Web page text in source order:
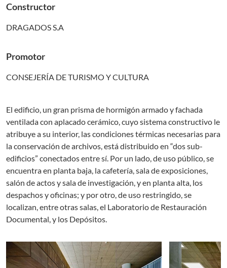
Constructor
DRAGADOS S.A
Promotor
CONSEJERÍA DE TURISMO Y CULTURA
El edificio, un gran prisma de hormigón armado y fachada
ventilada con aplacado cerámico, cuyo sistema constructivo le
atribuye a su interior, las condiciones térmicas necesarias para
la conservación de archivos, está distribuido en “dos sub-
edificios” conectados entre sí. Por un lado, de uso público, se
encuentra en planta baja, la cafetería, sala de exposiciones,
salón de actos y sala de investigación, y en planta alta, los
despachos y oficinas; y por otro, de uso restringido, se
localizan, entre otras salas, el Laboratorio de Restauración
Documental, y los Depósitos.